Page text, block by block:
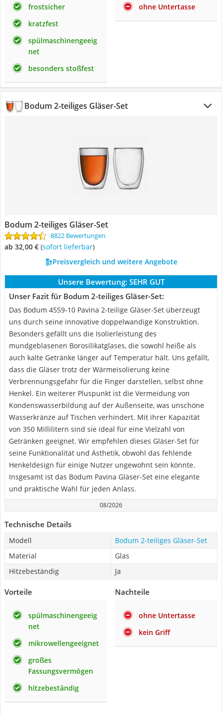
frostsicher
kratzfest
spülmaschinengeeig
net
besonders stoßfest
ohne Untertasse
Bodum 2-teiliges Gläser-Set
Bodum 2-teiliges Gläser-Set
8822 Bewertungen
ab 32,00 € ( Sofort lieferbar)
Preisvergleich und weitere Angebote
Unsere Bewertung: SEHR GUT
Unser Fazit für Bodum 2-teiliges Gläser-Set:
Das Bodum 4559-10 Pavina 2-teilige Gläser-Set überzeugt
uns durch seine innovative doppelwandige Konstruktion.
Besonders gefällt uns die Isolierleistung des
mundgeblasenen Borosilikatglases, die sowohl heiße als
auch kalte Getränke länger auf Temperatur hält. Uns gefällt,
dass die Gläser trotz der Wärmeisolierung keine
Verbrennungsgefahr für die Finger darstellen, selbst ohne
Henkel. Ein weiterer Pluspunkt ist die Vermeidung von
Kondenswasserbildung auf der Außenseite, was unschöne
Wasserkränze auf Tischen verhindert. Mit ihrer Kapazität
von 350 Millilitern sind sie ideal für eine Vielzahl von
Getränken geeignet. Wir empfehlen dieses Gläser-Set für
seine Funktionalität und Ästhetik, obwohl das fehlende
Henkeldesign für einige Nutzer ungewohnt sein könnte.
Insgesamt ist das Bodum Pavina Gläser-Set eine elegante
und praktische Wahl für jeden Anlass.
08/2026
Technische Details
Modell
Bodum 2-teiliges Gläser-Set
Material
Glas
Hitzebeständig
Ja
Vorteile
spülmaschinengeeig
net
mikrowellengeeignet
großes
Fassungsvermögen
hitzebeständig
Nachteile
ohne Untertasse
kein Griff